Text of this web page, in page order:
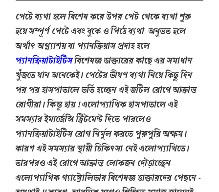
পেটে ব্যথা হলে বিশেষ করে উপর পেট থেকে ব্যথা শুরু
হয়ে সম্পূর্ণ পেটে এবং বুকে ও পিঠে ব্যথা অনুভত হলে
অর্থাৎ অগ্ন্যাশয় বা প্যানক্রিয়াস প্রদাহ হলে
প্যানক্রিয়াটাইটিসবিশেষজ্ঞ ডাক্তারের কাছে এর সমাধান
খুঁজতে যান অনেকেই। পেটের ভীষণ ব্যথা নিয়ে কিছু দিন
পর পর হাসপাতালে ভর্তি হচ্ছেন এই জটিল রোগে আক্রান্ত
রোগীরা। কিন্তু হায় ! এলোপ্যাথিক হাসপাতালে এই
সমস্যার ইমার্জেন্সি ট্রিটমেন্ট দিতে পারলেও
প্যানক্রিয়াটাইটিস রোগ নির্মূল করতে পুরুপুরি অক্ষম।
কারণ এই সমস্যার স্থায়ী চিকিৎসা নেই এলোপ্যাথিতে।
তারপরও এই রোগে আক্রান্ত লোকজন দৌড়াচ্ছেন
এলোপ্যাথিক গ্যাস্ট্রোলিভার বিশেষজ্ঞ ডাক্তারদের পেছনে -